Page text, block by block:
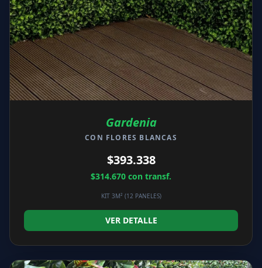
Gardenia
CON FLORES BLANCAS
$393.338
$314.670 con transf.
KIT 3M² (12 PANELES)
VER DETALLE